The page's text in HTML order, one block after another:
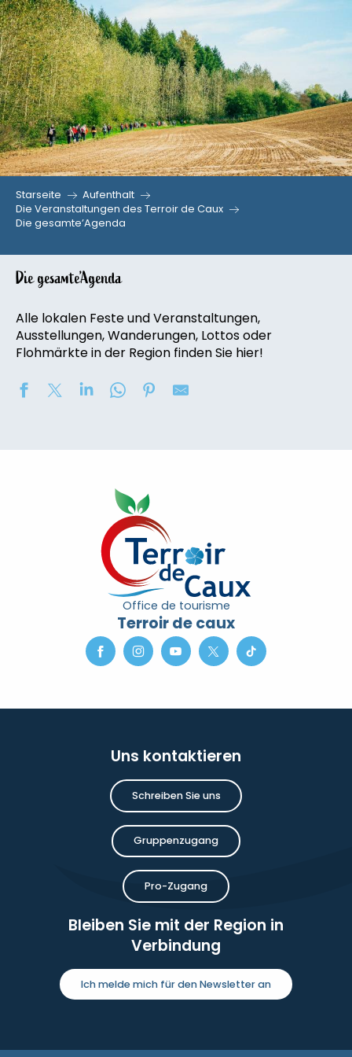
Aller
au
contenu
principal
Starseite
Aufenthalt
Die Veranstaltungen des Terroir de Caux
Die gesamte’Agenda
Die gesamte’Agenda
Alle lokalen Feste und Veranstaltungen,
Ausstellungen, Wanderungen, Lottos oder
Flohmärkte in der Region finden Sie hier!
Concours de châteaux de sable
Marché nocturne
Exposition de peinture : Elisabeth Haloo Joye et
Exposition de peinture - Karine Duriez
Exposition : Bénédicte, Cédric & René Vardon
[Exposition] Peinture comme photo, photo comme
Stage de natation 2026
Exposition : au jardin potager
Marche douce et botanique
Concerts à l'Envers du Croco
Office de tourisme
Terroir de caux
Uns kontaktieren
Schreiben Sie uns
Gruppenzugang
Pro-Zugang
Bleiben Sie mit der Region in
Verbindung
Ich melde mich für den Newsletter an